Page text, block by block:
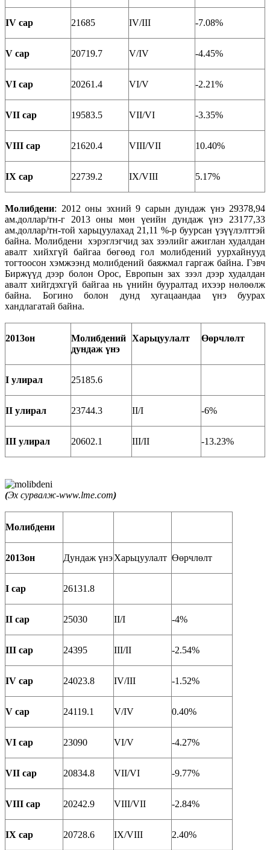
IV сар 21685 IV/III -7.08%
V сар 20719.7 V/IV -4.45%
VI сар 20261.4 VI/V -2.21%
VII сар 19583.5 VII/VI -3.35%
VIII сар 21620.4 VIII/VII 10.40%
IX сар 22739.2 IX/VIII 5.17%
Moлибдени: 2012 оны эхний 9 сарын дундаж үнэ 29378,94
ам.доллар/тн-г 2013 оны мөн үеийн дундаж үнэ 23177,33
ам.доллар/тн-той харьцуулахад 21,11 %-р буурсан үзүүлэлттэй
байна. Молибдени хэрэглэгчид зах зээлийг ажиглан худалдан
авалт хийхгүй байгаа бөгөөд гол молибдений уурхайнууд
тогтоосон хэмжээнд молибдений баяжмал гаргаж байна. Гэвч
Биржүүд дээр болон Орос, Европын зах зээл дээр худалдан
авалт хийгдэхгүй байгаа нь үнийн бууралтад ихээр нөлөөлж
байна. Богино болон дунд хугацаандаа үнэ буурах
хандлагатай байна.
2013он
Молибдений
дундаж үнэ
Харьцуулалт Өөрчлөлт
I улирал 25185.6
II улирал 23744.3 II/I -6%
III улирал 20602.1 III/II -13.23%
(Эх сурвалж-www.lme.com)
Молибдени
2013он Дундаж үнэХарьцуулалт Өөрчлөлт
I сар 26131.8
II сар 25030 II/I -4%
III сар 24395 III/II -2.54%
IV сар 24023.8 IV/III -1.52%
V сар 24119.1 V/IV 0.40%
VI сар 23090 VI/V -4.27%
VII сар 20834.8 VII/VI -9.77%
VIII сар 20242.9 VIII/VII -2.84%
IX сар 20728.6 IX/VIII 2.40%